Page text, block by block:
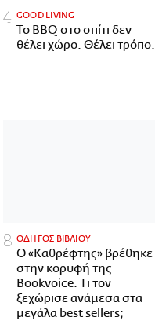
GOOD LIVING
Το BBQ στο σπίτι δεν
θέλει χώρο. Θέλει τρόπο.
ΟΔΗΓΟΣ ΒΙΒΛΙΟΥ
Ο «Καθρέφτης» βρέθηκε
στην κορυφή της
Bookvoice. Τι τον
ξεχώρισε ανάμεσα στα
μεγάλα best sellers;